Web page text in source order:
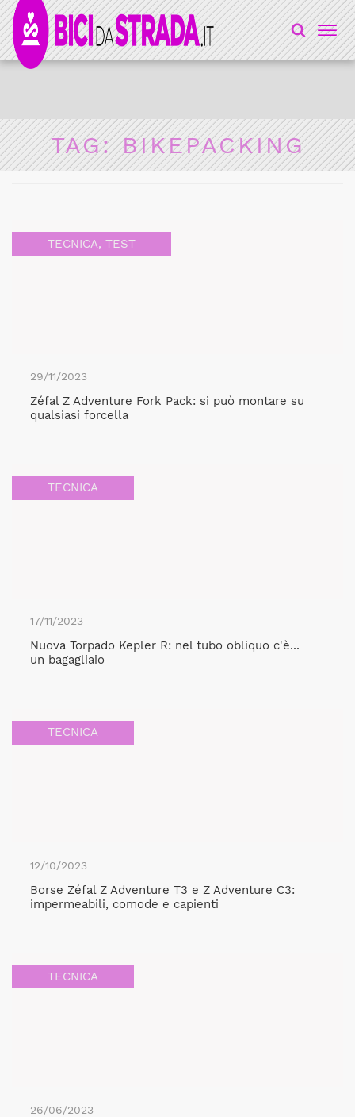
TAG:BIKEPACKING
TECNICA, TEST
29/11/2023
Zéfal Z Adventure Fork Pack: si può montare su
qualsiasi forcella
TECNICA
17/11/2023
Nuova Torpado Kepler R: nel tubo obliquo c'è...
un bagagliaio
TECNICA
12/10/2023
Borse Zéfal Z Adventure T3 e Z Adventure C3:
impermeabili, comode e capienti
TECNICA
26/06/2023